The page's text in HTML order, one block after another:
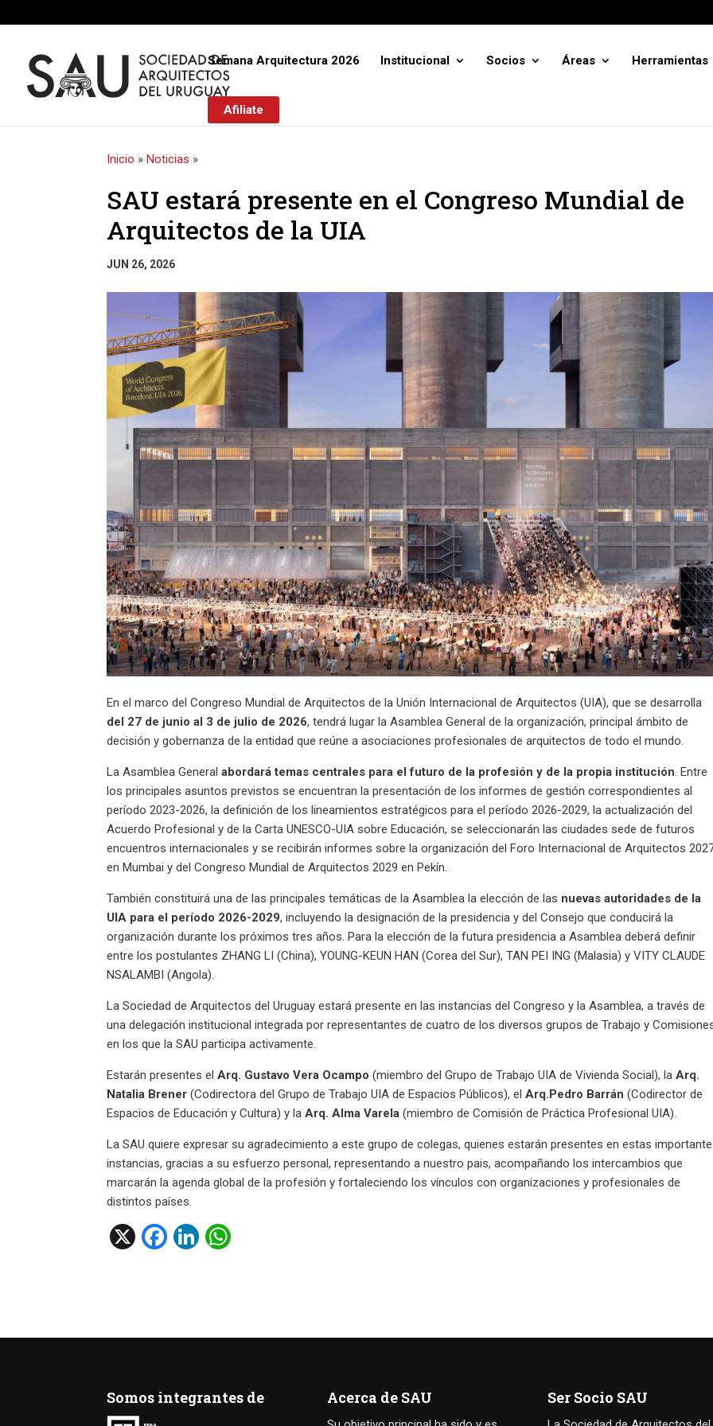
Semana Arquitectura 2026 Institucional Socios Áreas Herramientas
Afiliate
Inicio »Noticias »
SAU estará presente en el Congreso Mundial de
Arquitectos de la UIA
JUN 26, 2026
En el marco del Congreso Mundial de Arquitectos de la Unión Internacional de Arquitectos (UIA), que se desarrolla
del 27 de junio al 3 de julio de 2026, tendrá lugar la Asamblea General de la organización, principal ámbito de
decisión y gobernanza de la entidad que reúne a asociaciones profesionales de arquitectos de todo el mundo.
La Asamblea Generalabordará temas centrales para el futuro de la profesión y de la propia institución. Entre
los principales asuntos previstos se encuentran la presentación de los informes de gestión correspondientes al
período 2023-2026, la definición de los lineamientos estratégicos para el período 2026-2029, la actualización del
Acuerdo Profesional y de la Carta UNESCO-UIA sobre Educación, se seleccionarán las ciudades sede de futuros
encuentros internacionales y se recibirán informes sobre la organización del Foro Internacional de Arquitectos
en Mumbai y del Congreso Mundial de Arquitectos 2029 en Pekín.
También constituirá una de las principales temáticas de la Asamblea la elección de las nuevas autoridades de la
UIA para el período 2026-2029, incluyendo la designación de la presidencia y del Consejo que conducirá la
organización durante los próximos tres años. Para la elección de la futura presidencia a Asamblea deberá definir
entre los postulantes ZHANG LI (China), YOUNG-KEUN HAN (Corea del Sur), TAN PEI ING (Malasia) y VITY CLAUDE
NSALAMBI (Angola).
La Sociedad de Arquitectos del Uruguay estará presente en las instancias del Congreso y la Asamblea, a través de
una delegación institucional integrada por representantes de cuatro de los diversos grupos de Trabajo y
en los que la SAU participa activamente.
Estarán presentes elArq. Gustavo Vera Ocampo (miembro del Grupo de Trabajo UIA de Vivienda Social), laArq.
Natalia Brener (Codirectora del Grupo de Trabajo UIA de Espacios Públicos), elArq.Pedro Barrán (Codirector de
Espacios de Educación y Cultura) y laArq. Alma Varela (miembro de Comisión de Práctica Profesional UIA).
La SAU quiere expresar su agradecimiento a este grupo de colegas, quienes estarán presentes en estas
instancias, gracias a su esfuerzo personal, representando a nuestro pais, acompañando los intercambios que
marcarán la agenda global de la profesión y fortaleciendo los vínculos con organizaciones y profesionales de
distintos países.
X
F
o
k
Li
n
A
p
Somos integrantes de Acerca de SAU Ser Socio SAU